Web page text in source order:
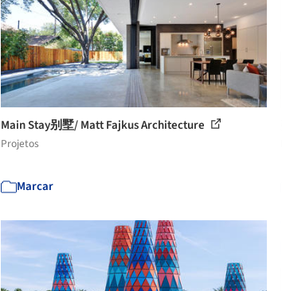
Main Stay别墅/ Matt Fajkus Architecture
Projetos
Marcar